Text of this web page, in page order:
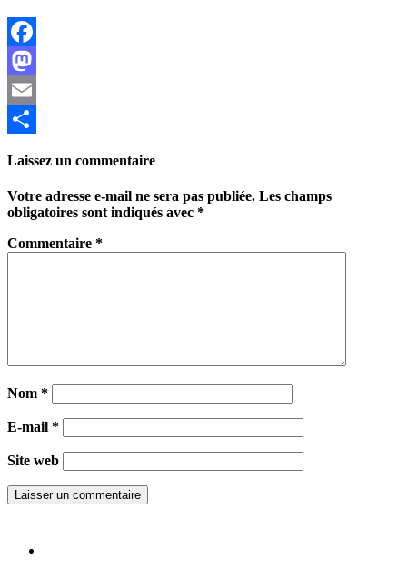
Facebook
Mastodon
Email
Laissez un commentaire
Votre adresse e-mail ne sera pas publiée. Les champs
obligatoires sont indiqués avec *
Commentaire *
Nom *
E-mail *
Site web